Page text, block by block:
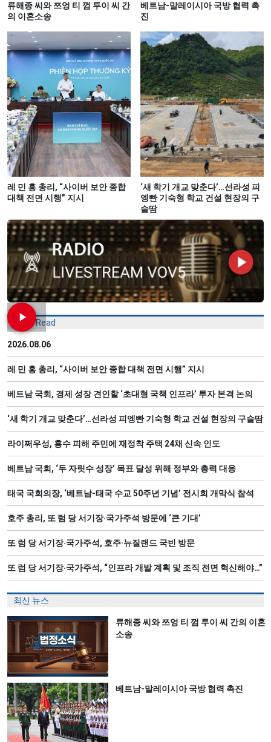
류해종 씨와 쯔엉 티 껌 투이 씨 간
의 이혼소송
베트남-말레이시아 국방 협력 촉
진
레 민 흥 총리, “사이버 보안 종합
대책 전면 시행” 지시
‘새 학기 개교 맞춘다’…선라성 피
엥빤 기숙형 학교 건설 현장의 구
슬땀
Most Read
2026.08.06
레 민 흥 총리, “사이버 보안 종합 대책 전면 시행” 지시
베트남 국회, 경제 성장 견인할 ‘초대형 국책 인프라’ 투자 본격 논의
‘새 학기 개교 맞춘다’…선라성 피엥빤 기숙형 학교 건설 현장의 구슬땀
라이쩌우성, 홍수 피해 주민에 재정착 주택 24채 신속 인도
베트남 국회, ‘두 자릿수 성장’ 목표 달성 위해 정부와 총력 대응
태국 국회의장, ‘베트남-태국 수교 50주년 기념’ 전시회 개막식 참석
호주 총리, 또 럼 당 서기장‧국가주석 방문에 ‘큰 기대’
또 럼 당 서기장‧국가주석, 호주·뉴질랜드 국빈 방문
또 럼 당 서기장‧국가주석, “인프라 개발 계획 및 조직 전면 혁신해야…”
최신 뉴스
류해종 씨와 쯔엉 티 껌 투이 씨 간의 이혼
소송
베트남-말레이시아 국방 협력 촉진